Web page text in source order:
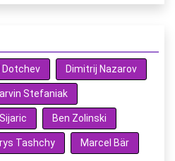
Dotchev Dimitrij Nazarov
Stefaniak
Ben Zolinski
Tashchy Marcel Bär